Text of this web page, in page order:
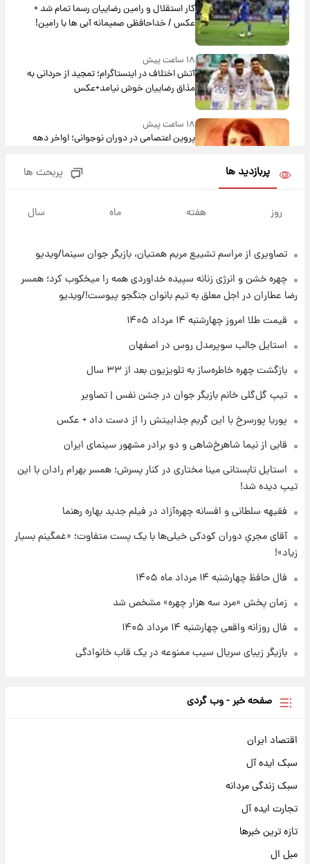
کار استقلال و رامین رضاییان رسما تمام شد +
عکس / خداحافظی صمیمانه آبی ها با رامین!
۱۸ ساعت پیش
آتش اختلاف در اینستاگرام؛ تمجید از حردانی به
مذاق رضاییان خوش نیامد+عکس
۱۸ ساعت پیش
پروین اعتصامی در دوران نوجوانی؛ اواخر دهه
هسته‌ای در آسمان ظاهر شد
۱۹ ساعت پیش
کرد
۲۱ ساعت پیش
۱۴۰۵/ نرخ‌ها ثابت ماند؟ +جدول
علی مطهری: اجرای کامل تفاهم‌نامه اسلام‌آباد،
۲۱ ساعت پیش
واکنش تند تاکر کارلسون به حمله آمریکا به
مدرسه میناب؛ «باید سیلی محکمی به صورت
۲۲ ساعت پیش
۱۴۰۵/کاهش قیمت طلا و سکه
پربازدید ها پربحث ها
روز هفته ماه سال
تصاویری از مراسم تشییع مریم همتیان، بازیگر جوان سینما/ویدیو
چهره خشن و انرژی زنانه سپیده خداوردی همه را میخکوب کرد؛ همسر
رضا عطاران در اجل معلق به تیم بانوان جنگجو پیوست!/ویدیو
قیمت طلا امروز چهارشنبه ۱۴ مرداد ۱۴۰۵
استایل جالب سوپرمدل روس در اصفهان
بازگشت چهره خاطره‌ساز به تلویزیون بعد از ۳۳ سال
تیپ گل‌گلی خانم بازیگر جوان در جشن نفس | تصاویر
پوریا پورسرخ با این گریم جذابیتش را از دست داد + عکس
قابی از نیما شاهرخ‌شاهی و دو برادر مشهور سینمای ایران
استایل تابستانی مینا مختاری در کنار پسرش؛ همسر بهرام رادان با این
تیپ دیده شد!
فقیهه سلطانی و افسانه چهره‌آزاد در فیلم جدید بهاره رهنما
آقای مجریِ دوران کودکی خیلی‌ها با یک پست متفاوت؛ «غمگینم بسیار
زیاد»!
فال حافظ چهارشنبه ۱۴ مرداد ماه ۱۴۰۵
زمان پخش «مرد سه هزار چهره» مشخص شد
فال روزانه واقعی چهارشنبه ۱۴ مرداد ۱۴۰۵
بازیگر زیبای سریال سیب ممنوعه در یک قاب خانوادگی
صفحه خبر - وب گردی
اقتصاد ایران
سبک ایده آل
سبک زندگی مردانه
تجارت ایده آل
تازه ترین خبرها
مبل ال